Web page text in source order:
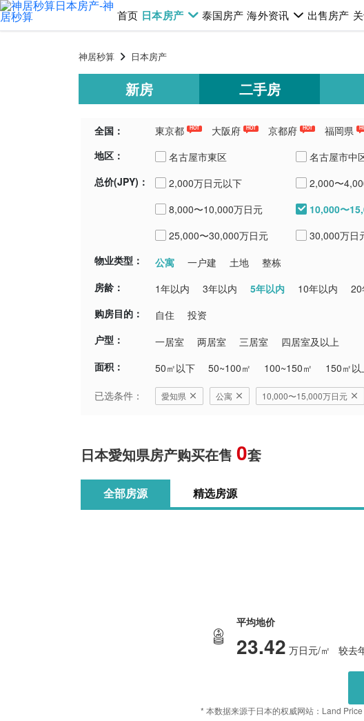
首页 日本房产 泰国房产 海外资讯 出售房产
神居秒算 日本房产
新房 二手房
全国： 東京都 HOT 大阪府 HOT 京都府 HOT 福岡県
千葉県
埼玉県 新潟県 愛知県
地区： 名古屋市東区 名古屋市中
总价(JPY)：
2,000万日元以下 2,000〜
8,000〜10,000万日元
10,000〜
25,000〜30,000万日元
30,000万日
物业类型：
公寓 一户建 土地
整栋
房龄：
1年以内 3年以内 5年以内 10年以内 20
购房目的：
自住
投资
户型：
一居室 两居室 三居室
四居室及以上
面积：
50㎡以下 50~100㎡ 100~150㎡
150㎡以
已选条件：
愛知県 公寓 10,000〜15,000万日元
日本愛知県房产购买在售 0套
全部房源 精选房源
平均地价
23.42 万日元/㎡ 较去
* 本数据来源于日本的权威网站：Land